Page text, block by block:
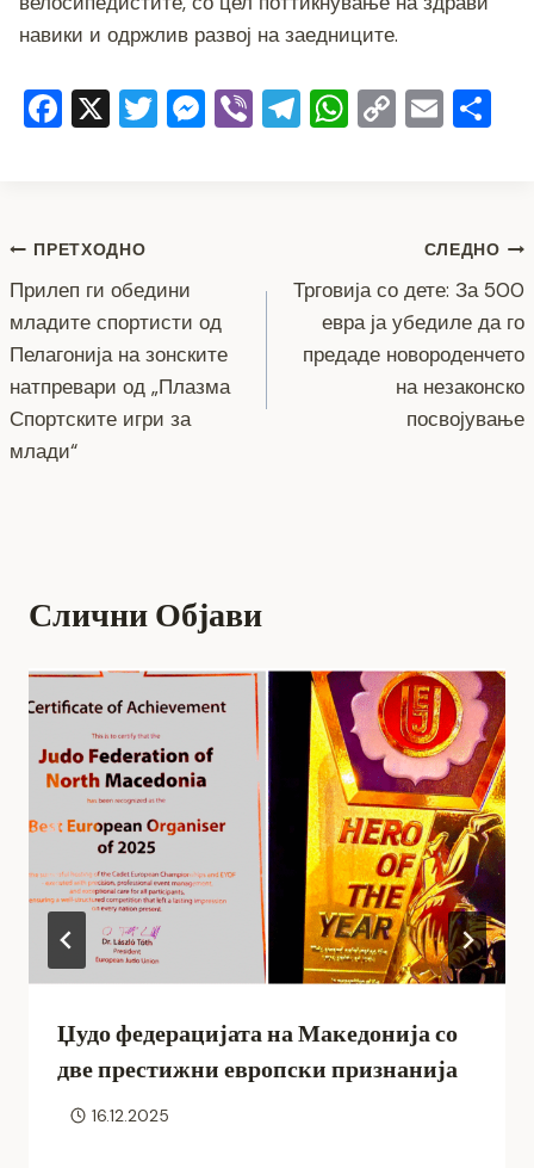
навики и одржлив развој на заедниците.
F
b
o
o
k
X T M
er
Vi T
m
W
p
p
C
n
k
E
Навигација
на
напис
ПРЕТХОДНО
Прилеп ги обедини
младите спортисти од
Пелагонија на зонските
натпревари од „Плазма
Спортските игри за
млади“
СЛЕДНО
Трговија со дете: За 500
евра ја убедиле да го
предаде новороденчето
на незаконско
посвојување
Слични Објави
Џудо федерацијата на Македонија со
две престижни европски признанија
16.12.2025